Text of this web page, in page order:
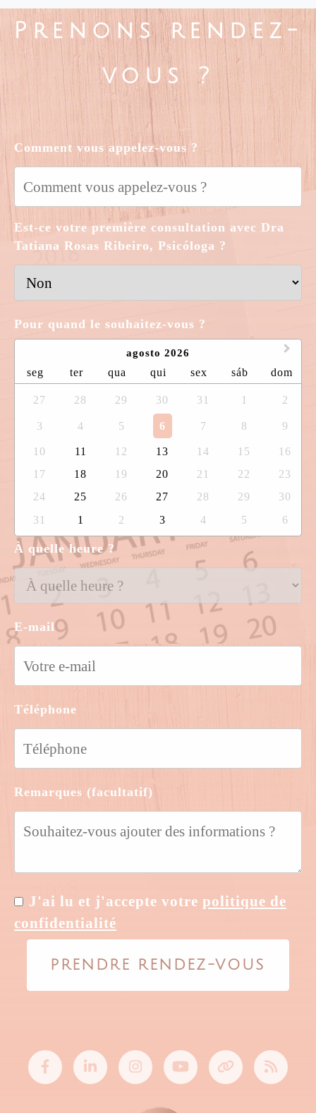
Prenons rendez-
vous ?
Comment vous appelez-vous ?
Est-ce votre première consultation avec Dra
Tatiana Rosas Ribeiro, Psicóloga ?
Pour quand le souhaitez-vous ?
agosto 2026
seg ter qua qui sex sáb dom
27 28 29 30 31 1 2
3 4 5 6 7 8 9
10 11 12 13 14 15
16
17
18 19 20 21 22
23
24
25 26 27 28 29
30
31
1 2 3 4 5 6
À quelle heure ?
E-mail
Téléphone
Remarques (facultatif)
J'ai lu et j'accepte votre politique de
confidentialité
PRENDRE RENDEZ-VOUS